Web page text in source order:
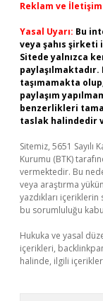
Reklam ve
Yasal Uyarı: Bu
veya şahıs şirketi
Sitede yalnızca
taşımamakta
paylaşım
benzerlikleri
taslak halindedir
Sitemiz, 5651
Kurumu (BTK)
vermektedir. Bu
veya araştırma
yazdıkları
bu sorumluluğu
Hukuka ve yasal
içerikleri,
halinde, ilgili